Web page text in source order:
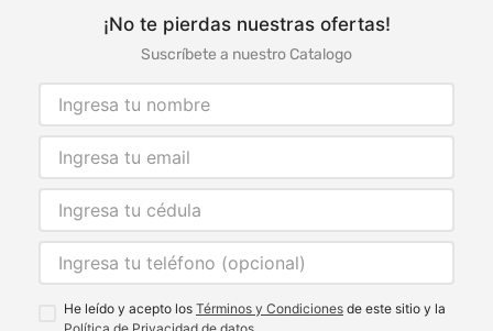
¡No te pierdas nuestras ofertas!
Suscríbete a nuestro Catalogo
He leído y acepto los Términos y Condiciones de este sitio y la